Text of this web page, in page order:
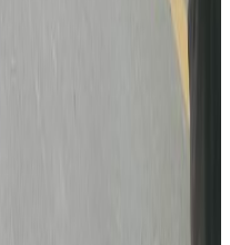
गाडि चलाएर उद्घाटन
सिप प्रमाणीकरण